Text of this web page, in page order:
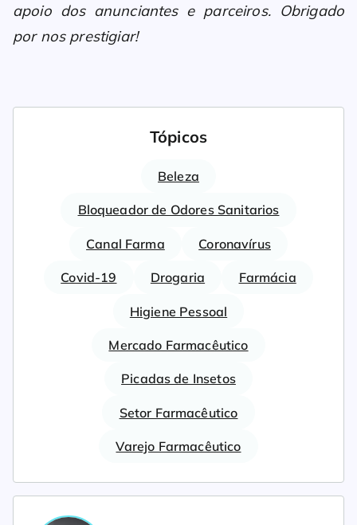
apoio dos anunciantes e parceiros. Obrigado
por nos prestigiar!
Tópicos
Beleza
Bloqueador de Odores Sanitarios
Canal Farma Coronavírus
Covid-19 Drogaria Farmácia
Higiene Pessoal
Mercado Farmacêutico
Picadas de Insetos
Setor Farmacêutico
Varejo Farmacêutico